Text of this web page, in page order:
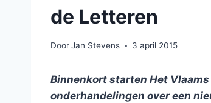
de Letteren
DoorJan Stevens 3 april 2015
Binnenkort starten Het
onderhandelingen over een